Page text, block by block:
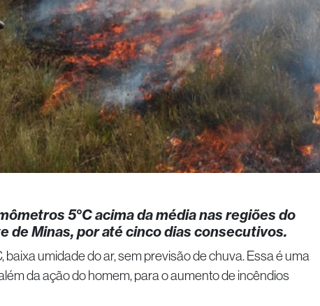
5°C acima da média nas regiões do
de Minas, por até cinco dias consecutivos.
baixa umidade do ar, sem previsão de chuva. Essa é uma
da ação do homem, para o aumento de incêndios